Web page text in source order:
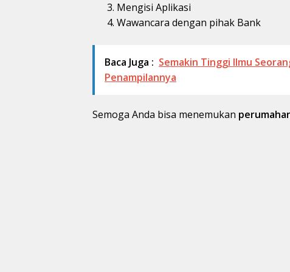
Mengisi Aplikasi
Wawancara dengan pihak Bank
Baca Juga : Semakin Tinggi Ilmu
Penampilannya
Semoga Anda bisa menemukan